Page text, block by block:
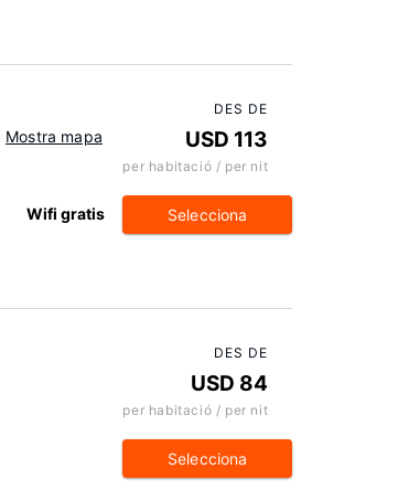
Mostra mapa
Wifi gratis
DES DE
USD 113
per habitació / per nit
Selecciona
DES DE
USD 84
per habitació / per nit
Selecciona